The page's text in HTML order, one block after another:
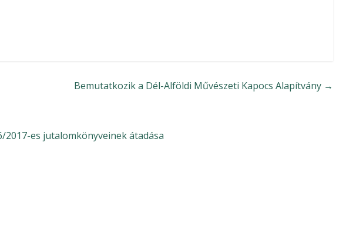
Bemutatkozik a Dél-Alföldi Művészeti Kapocs Alapítvány →
2017-es jutalomkönyveinek átadása